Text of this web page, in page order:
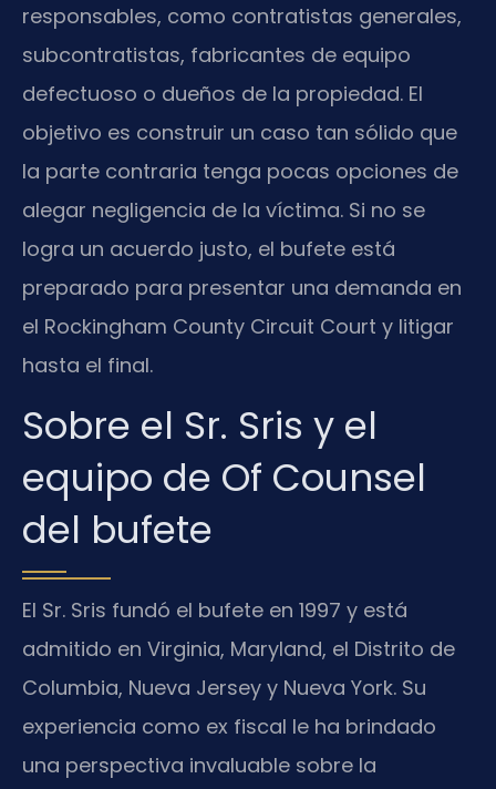
responsables, como contratistas generales,
subcontratistas, fabricantes de equipo
defectuoso o dueños de la propiedad. El
objetivo es construir un caso tan sólido que
la parte contraria tenga pocas opciones de
alegar negligencia de la víctima. Si no se
logra un acuerdo justo, el bufete está
preparado para presentar una demanda en
el Rockingham County Circuit Court y litigar
hasta el final.
Sobre el Sr. Sris y el
equipo de Of Counsel
del bufete
El Sr. Sris fundó el bufete en 1997 y está
admitido en Virginia, Maryland, el Distrito de
Columbia, Nueva Jersey y Nueva York. Su
experiencia como ex fiscal le ha brindado
una perspectiva invaluable sobre la